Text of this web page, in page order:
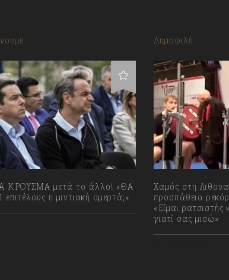
ΚΡΟΥΣΜΑ μετά το άλλο! «ΘΑ
επιτέλους η μιντιακή ομερτά;»
Δημοφιλή
Χαμός στη
προσπάθεια
«Είμαι ρατσιστής
γιατί σας μισώ»